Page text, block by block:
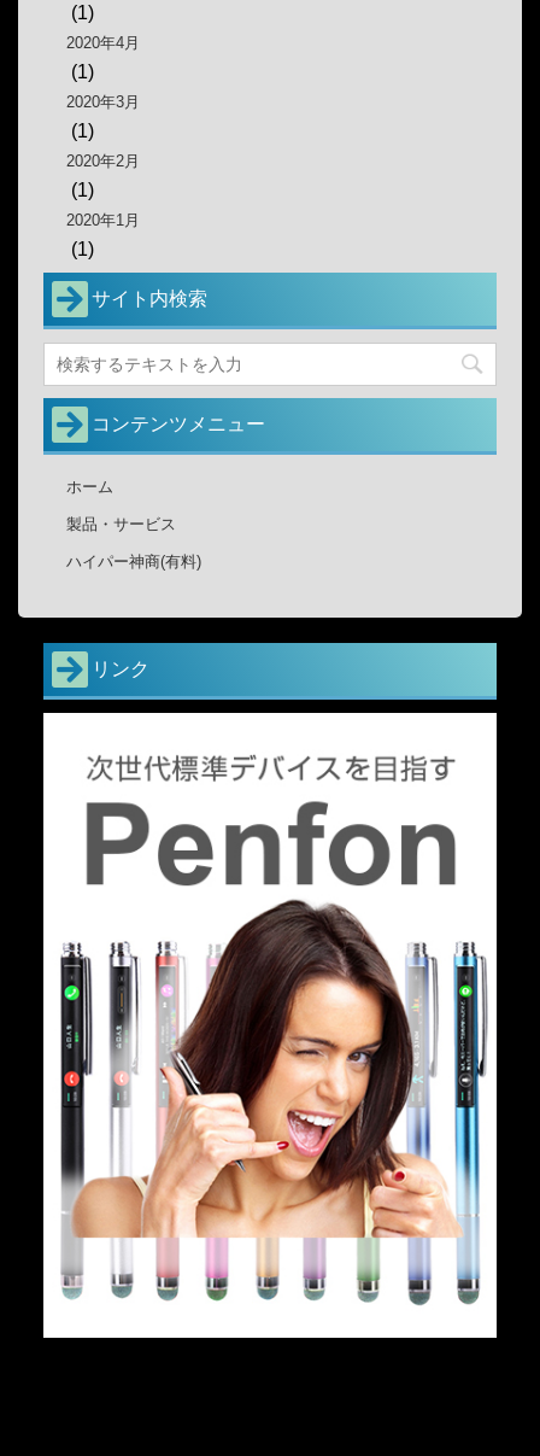
(1)
2020年4月
(1)
2020年3月
(1)
2020年2月
(1)
2020年1月
(1)
サイト内検索
コンテンツメニュー
ホーム
製品・サービス
ハイパー神商(有料)
リンク